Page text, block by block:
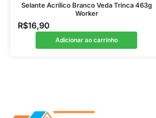
Selante Acrílico Branco Veda Trinca 463g
Worker
R$16,90
Adicionar ao carrinho